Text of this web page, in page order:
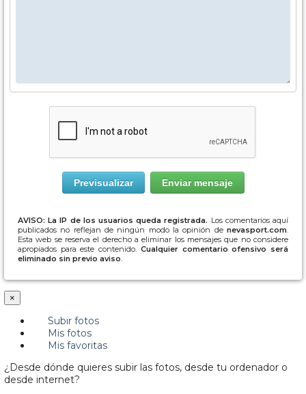
AVISO: La IP de los usuarios queda registrada. Los comentarios aquí
publicados no reflejan de ningún modo la opinión de nevasport.com
Esta web se reserva el derecho a eliminar los mensajes que no considere
apropiados para este contenido. Cualquier comentario ofensivo será
eliminado sin previo aviso
×
Subir fotos
Mis fotos
Mis favoritas
¿Desde dónde quieres subir las fotos, desde tu ordenador o
desde internet?